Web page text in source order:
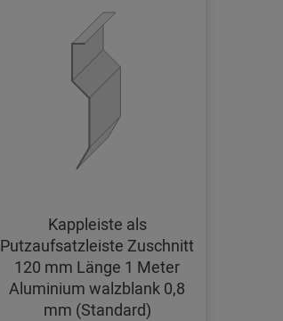
Kappleiste als
Putzaufsatzleiste Zuschnitt
120 mm Länge 1 Meter
Aluminium walzblank 0,8
mm (Standard)